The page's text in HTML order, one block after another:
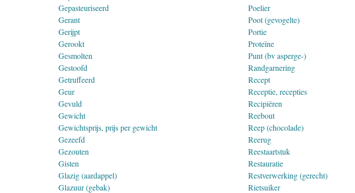
Gepasteuriseerd
Gerant
Gerijpt
Gerookt
Gesmolten
Gestoofd
Getruffeerd
Geur
Gevuld
Gewicht
Gewichtsprijs, prijs per gewicht
Gezeefd
Gezouten
Gisten
Glazig (aardappel)
Glazuur (gebak)
Poelier
Poot (gevogelte)
Portie
Proteïne
Punt (bv asperge-)
Randgarnering
Recept
Receptie, recepties
Recipiëren
Reebout
Reep (chocolade)
Reerug
Reestaartstuk
Restauratie
Restverwerking (gerecht)
Rietsuiker